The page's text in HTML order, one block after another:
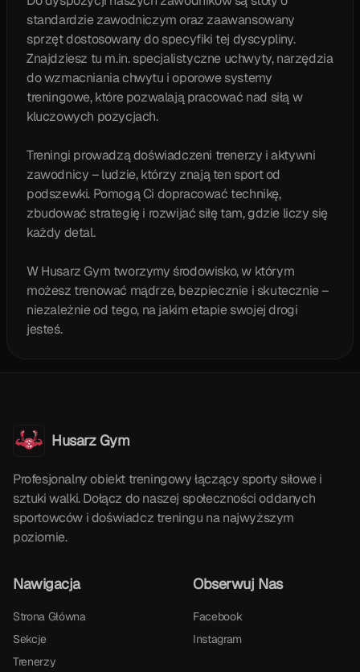
standardzie zawodniczym oraz zaawansowany
sprzęt dostosowany do specyfiki tej dyscypliny.
Znajdziesz tu m.in. specjalistyczne uchwyty, narzędzia
do wzmacniania chwytu i oporowe systemy
treningowe, które pozwalają pracować nad siłą w
kluczowych pozycjach.
Treningi prowadzą doświadczeni trenerzy i aktywni
zawodnicy – ludzie, którzy znają ten sport od
podszewki. Pomogą Ci dopracować technikę,
zbudować strategię i rozwijać siłę tam, gdzie liczy się
każdy detal.
W Husarz Gym tworzymy środowisko, w którym
możesz trenować mądrze, bezpiecznie i skutecznie –
niezależnie od tego, na jakim etapie swojej drogi
jesteś.
Husarz Gym
Profesjonalny obiekt treningowy łączący sporty siłowe i
sztuki walki. Dołącz do naszej społeczności oddanych
sportowców i doświadcz treningu na najwyższym
poziomie.
Nawigacja
Strona Główna
Sekcje
Trenerzy
Obserwuj Nas
Facebook
Instagram